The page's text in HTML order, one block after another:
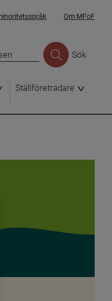
Om MFoF
Sök
Ställföreträdare